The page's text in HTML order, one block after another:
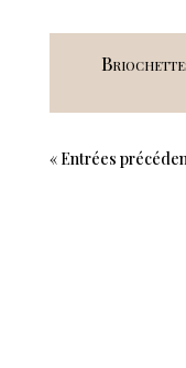
« Entrées